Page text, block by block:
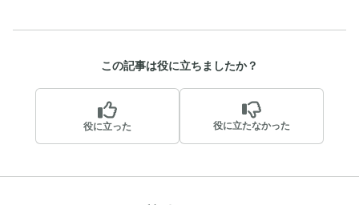
この記事は役に立ちましたか？
役に立った 役に立たなかった